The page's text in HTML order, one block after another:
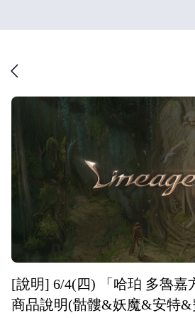
[說明] 6/4(四) 「哈珀 多魯嘉
商品說明(骷髏&妖魔&安特